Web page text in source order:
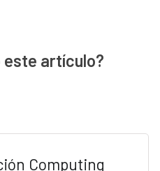
este artículo?
Computing